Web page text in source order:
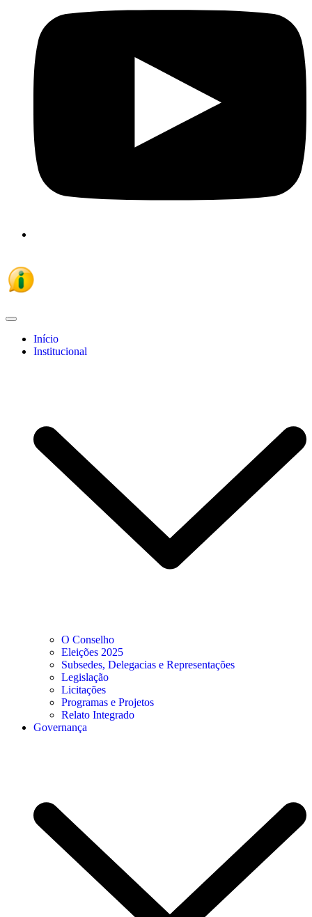
Início
Institucional
O Conselho
Eleições 2025
Subsedes, Delegacias e Representações
Legislação
Licitações
Programas e Projetos
Relato Integrado
Governança